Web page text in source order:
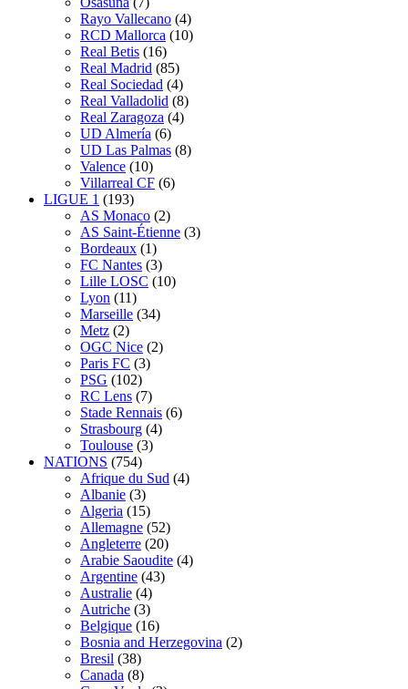
Rayo Vallecano (4)
RCD Mallorca (10)
Real Betis (16)
Real Madrid (85)
Real Sociedad (4)
Real Valladolid (8)
Real Zaragoza (4)
UD Almería (6)
UD Las Palmas (8)
Valence (10)
Villarreal CF (6)
LIGUE 1 (193)
AS Monaco (2)
AS Saint-Étienne (3)
Bordeaux (1)
FC Nantes (3)
Lille LOSC (10)
Lyon (11)
Marseille (34)
Metz (2)
OGC Nice (2)
Paris FC (3)
PSG (102)
RC Lens (7)
Stade Rennais (6)
Strasbourg (4)
Toulouse (3)
NATIONS (754)
Afrique du Sud (4)
Albanie (3)
Algeria (15)
Allemagne (52)
Angleterre (20)
Arabie Saoudite (4)
Argentine (43)
Australie (4)
Autriche (3)
Belgique (16)
Bosnia and Herzegovina (2)
Bresil (38)
Canada (8)